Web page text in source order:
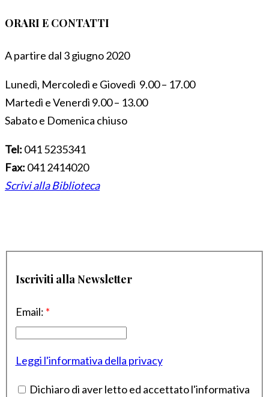
ORARI E CONTATTI
A partire dal 3 giugno 2020
Lunedì, Mercoledì e Giovedì 9.00 – 17.00
Martedì e Venerdì 9.00 – 13.00
Sabato e Domenica chiuso
Tel: 041 5235341
Fax: 041 2414020
Scrivi alla Biblioteca
Iscriviti alla Newsletter
Email: *
Leggi l'informativa della privacy
Dichiaro di aver letto ed accettato l'informativa